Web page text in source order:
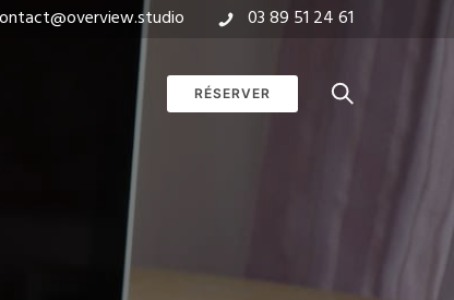
03 89 51 24 61
RÉSERVER